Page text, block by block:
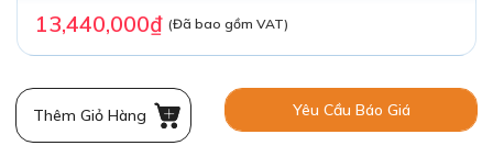
13,440,000₫ (Đã bao gồm VAT)
Thêm Giỏ Hàng Yêu Cầu Báo Giá